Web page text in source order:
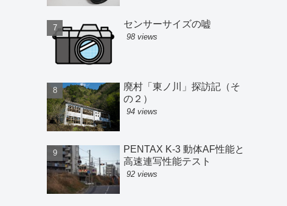
センサーサイズの嘘
98 views
廃村「東ノ川」探訪記（そ
の２）
94 views
PENTAX K-3 動体AF性能と
高速連写性能テスト
92 views